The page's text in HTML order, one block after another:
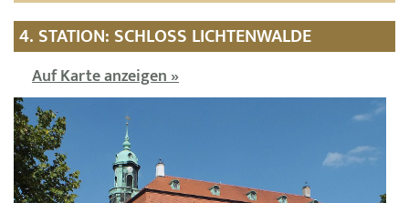
4. STATION: SCHLOSS LICHTENWALDE
Auf Karte anzeigen »